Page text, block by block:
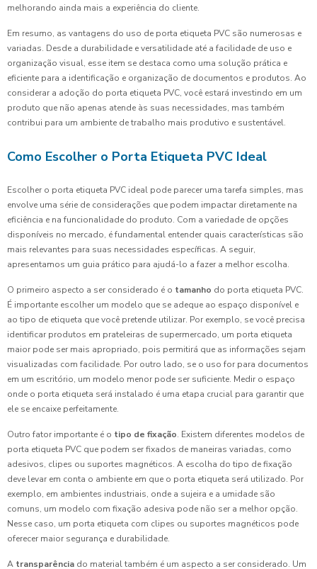
melhorando ainda mais a experiência do cliente.
Em resumo, as vantagens do uso de porta etiqueta PVC são numerosas e
variadas. Desde a durabilidade e versatilidade até a facilidade de uso e
organização visual, esse item se destaca como uma solução prática e
eficiente para a identificação e organização de documentos e produtos. Ao
considerar a adoção do porta etiqueta PVC, você estará investindo em um
produto que não apenas atende às suas necessidades, mas também
contribui para um ambiente de trabalho mais produtivo e sustentável.
Como Escolher o Porta Etiqueta PVC Ideal
Escolher o porta etiqueta PVC ideal pode parecer uma tarefa simples, mas
envolve uma série de considerações que podem impactar diretamente na
eficiência e na funcionalidade do produto. Com a variedade de opções
disponíveis no mercado, é fundamental entender quais características são
mais relevantes para suas necessidades específicas. A seguir,
apresentamos um guia prático para ajudá-lo a fazer a melhor escolha.
O primeiro aspecto a ser considerado é o tamanho do porta etiqueta PVC.
É importante escolher um modelo que se adeque ao espaço disponível e
ao tipo de etiqueta que você pretende utilizar. Por exemplo, se você precisa
identificar produtos em prateleiras de supermercado, um porta etiqueta
maior pode ser mais apropriado, pois permitirá que as informações sejam
visualizadas com facilidade. Por outro lado, se o uso for para documentos
em um escritório, um modelo menor pode ser suficiente. Medir o espaço
onde o porta etiqueta será instalado é uma etapa crucial para garantir que
ele se encaixe perfeitamente.
Outro fator importante é o tipo de fixação. Existem diferentes modelos de
porta etiqueta PVC que podem ser fixados de maneiras variadas, como
adesivos, clipes ou suportes magnéticos. A escolha do tipo de fixação
deve levar em conta o ambiente em que o porta etiqueta será utilizado. Por
exemplo, em ambientes industriais, onde a sujeira e a umidade são
comuns, um modelo com fixação adesiva pode não ser a melhor opção.
Nesse caso, um porta etiqueta com clipes ou suportes magnéticos pode
oferecer maior segurança e durabilidade.
A transparência do material também é um aspecto a ser considerado. Um